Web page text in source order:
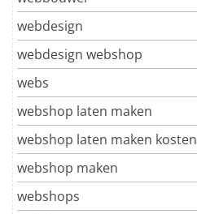
webdesign
webdesign webshop
webs
webshop laten maken
webshop laten maken kosten
webshop maken
webshops